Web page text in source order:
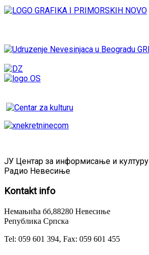
ЈУ Центар за информисање и културу
Радио Невесиње
Kontaktinfo
Немањића бб,88280 Невесиње
Република Српска
Tel: 059 601 394, Fax: 059 601 455